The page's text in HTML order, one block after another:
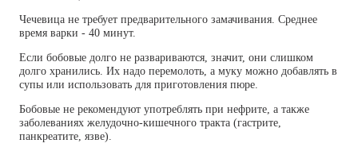
Чечевица не требует предварительного замачивания. Среднее
время варки - 40 минут.
Если бобовые долго не развариваются, значит, они слишком
долго хранились. Их надо перемолоть, а муку можно добавлять в
супы или использовать для приготовления пюре.
Бобовые не рекомендуют употреблять при нефрите, а также
заболеваниях желудочно-кишечного тракта (гастрите,
панкреатите, язве).